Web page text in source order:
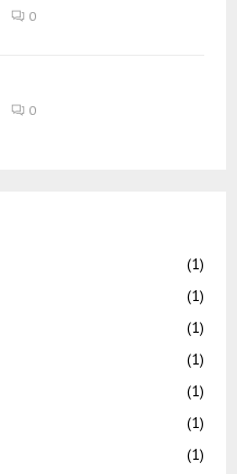
0
0
(1)
(1)
(1)
(1)
(1)
(1)
(1)